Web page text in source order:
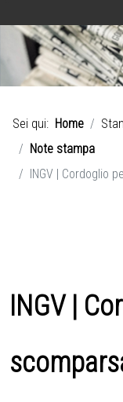
Sei qui: Home
Note stampa
INGV | Cordoglio
INGV |